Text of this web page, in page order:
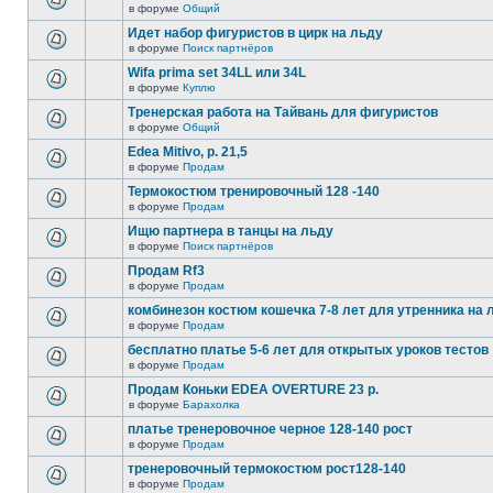
в форуме Общий
Идет набор фигуристов в цирк на льду
в форуме Поиск партнёров
Wifa prima set 34LL или 34L
в форуме Куплю
Тренерская работа на Тайвань для фигуристов
в форуме Общий
Edea Mitivo, р. 21,5
в форуме Продам
Термокостюм тренировочный 128 -140
в форуме Продам
Ищю партнера в танцы на льду
в форуме Поиск партнёров
Продам Rf3
в форуме Продам
комбинезон костюм кошечка 7-8 лет для утренника на
в форуме Продам
бесплатно платье 5-6 лет для открытых уроков тестов
в форуме Продам
Продам Коньки EDEA OVERTURE 23 р.
в форуме Барахолка
платье тренеровочное черное 128-140 рост
в форуме Продам
тренеровочный термокостюм рост128-140
в форуме Продам